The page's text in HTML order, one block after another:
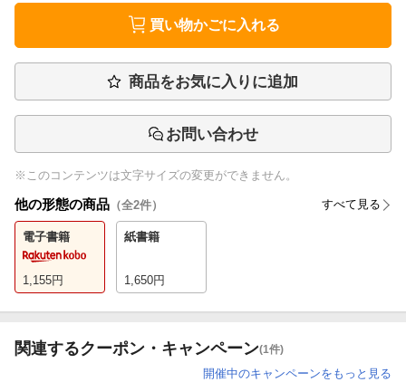
買い物かごに入れる
商品をお気に入りに追加
お問い合わせ
※このコンテンツは文字サイズの変更ができません。
他の形態の商品 （全2件） すべて見る
電子書籍
1,155円
紙書籍
1,650円
関連するクーポン・キャンペーン(1件)
開催中のキャンペーンをもっと見る